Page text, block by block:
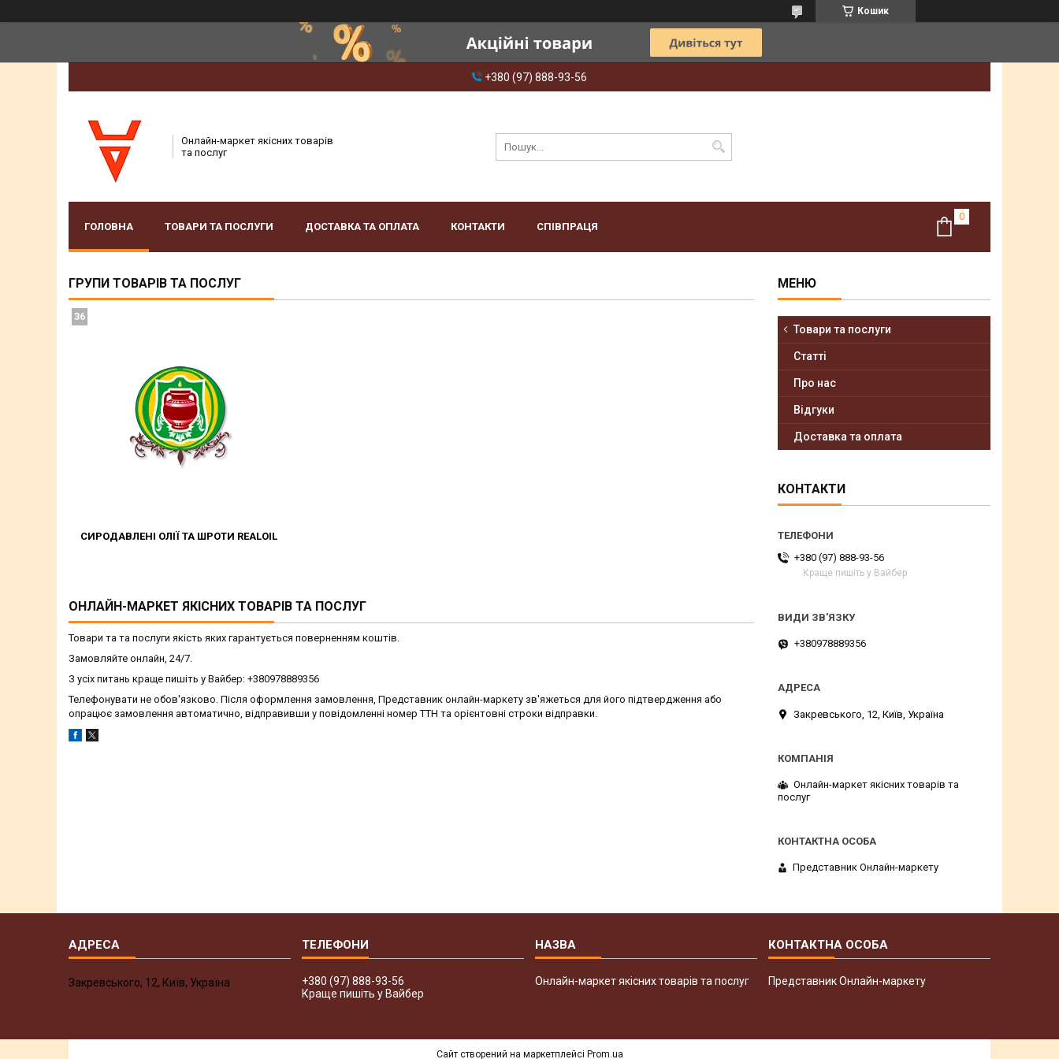
Кошик
+380 (97) 888-93-56
Онлайн-маркет якісних товарів
та послуг
ГОЛОВНА ТОВАРИ ТА ПОСЛУГИ ДОСТАВКА ТА ОПЛАТА КОНТАКТИ СПІВПРАЦЯ
ГРУПИ ТОВАРІВ ТА ПОСЛУГ
СИРОДАВЛЕНІ ОЛІЇ ТА ШРОТИ REALOIL
36
ОНЛАЙН-МАРКЕТ ЯКІСНИХ ТОВАРІВ ТА ПОСЛУГ
Товари та та послуги якість яких гарантується поверненням коштів.
Замовляйте онлайн, 24/7.
З усіх питань краще пишіть у Вайбер: +380978889356
Телефонувати не обов'язково. Після оформлення замовлення, Представник онлайн-маркету зв'яжеться для його підтвердження або
опрацює замовлення автоматично, відправивши у повідомленні номер ТТН та орієнтовні строки відправки.
Товари та послуги
Статті
Про нас
Відгуки
Доставка та оплата
КОНТАКТИ
+380 (97) 888-93-56
Краще пишіть у Вайбер
+380978889356
Закревського, 12, Київ, Україна
Онлайн-маркет якісних товарів та
послуг
Представник Онлайн-маркету
Закревського, 12, Київ, Україна
+380 (97) 888-93-56
Краще пишіть у Вайбер
Онлайн-маркет якісних товарів та послуг Представник Онлайн-маркету
Сайт створений на маркетплейсі Prom.ua